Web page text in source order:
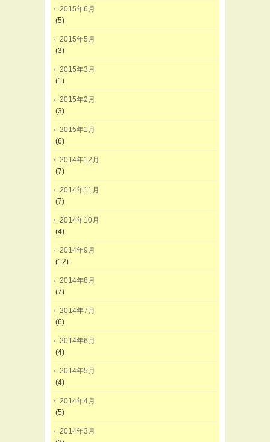
2015年6月
(5)
2015年5月
(3)
2015年3月
(1)
2015年2月
(3)
2015年1月
(6)
2014年12月
(7)
2014年11月
(7)
2014年10月
(4)
2014年9月
(12)
2014年8月
(7)
2014年7月
(6)
2014年6月
(4)
2014年5月
(4)
2014年4月
(5)
2014年3月